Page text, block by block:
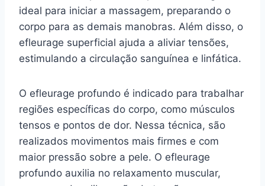
ideal para iniciar a massagem, preparando o
corpo para as demais manobras. Além disso, o
efleurage superficial ajuda a aliviar tensões,
estimulando a circulação sanguínea e linfática.
O efleurage profundo é indicado para trabalhar
regiões específicas do corpo, como músculos
tensos e pontos de dor. Nessa técnica, são
realizados movimentos mais firmes e com
maior pressão sobre a pele. O efleurage
profundo auxilia no relaxamento muscular,